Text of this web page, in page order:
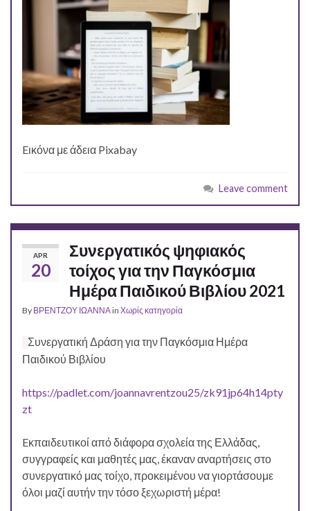
Eικόνα με άδεια Pixabay
Leave comment
APR
20
Συνεργατικός ψηφιακός
τοίχος για την Παγκόσμια
Ημέρα Παιδικού Βιβλίου 2021
By ΒΡΕΝΤΖΟΥ ΙΩΑΝΝΑin Χωρίς κατηγορία
Συνεργατική Δράση για την Παγκόσμια Ημέρα
Παιδικού Βιβλίου
https://padlet.com/joannavrentzou25/zk91jp64h14pty
zt
Eκπαιδευτικοί από διάφορα σχολεία της Ελλάδας,
συγγραφείς και μαθητές μας, έκαναν αναρτήσεις στο
συνεργατικό μας τοίχο, προκειμένου να γιορτάσουμε
όλοι μαζί αυτήν την τόσο ξεχωριστή μέρα!